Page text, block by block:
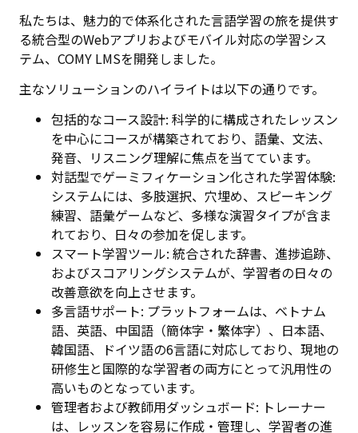
私たちは、魅力的で体系化された言語学習の旅を提供す
る統合型のWebアプリおよびモバイル対応の学習シス
テム、COMY LMSを開発しました。
主なソリューションのハイライトは以下の通りです。
包括的なコース設計: 科学的に構成されたレッスン
を中心にコースが構築されており、語彙、文法、
発音、リスニング理解に焦点を当てています。
対話型でゲーミフィケーション化された学習体験:
システムには、多肢選択、穴埋め、スピーキング
練習、語彙ゲームなど、多様な演習タイプが含ま
れており、日々の参加を促します。
スマート学習ツール: 統合された辞書、進捗追跡、
およびスコアリングシステムが、学習者の日々の
改善意欲を向上させます。
多言語サポート: プラットフォームは、ベトナム
語、英語、中国語（簡体字・繁体字）、日本語、
韓国語、ドイツ語の6言語に対応しており、現地の
研修生と国際的な学習者の両方にとって汎用性の
高いものとなっています。
管理者および教師用ダッシュボード: トレーナー
は、レッスンを容易に作成・管理し、学習者の進